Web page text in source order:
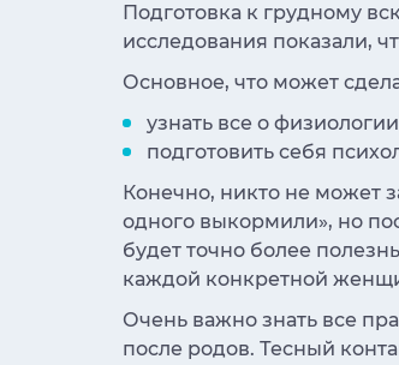
Подготовка к грудному
исследования показали,
Основное, что может
узнать все о
подготовить себя
Конечно, никто не может
одного выкормили», но
будет точно более
каждой конкретной
Очень важно знать все
после родов. Тесный